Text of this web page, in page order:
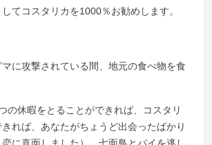
てコスタリカを1000％お勧めします。
に攻撃されている間、地元の食べ物を食
の休暇をとることができれば、コスタリ
れば、あなたがちょうど出会ったばかり
に直面しました）。七面鳥とパイを逃し